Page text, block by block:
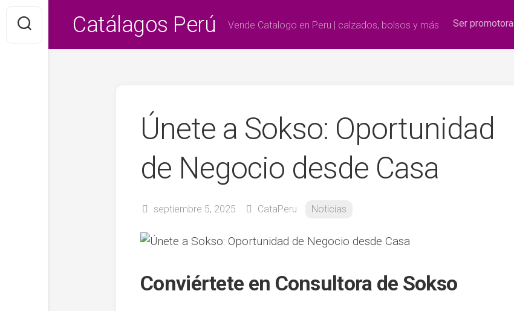
contenido
Catálagos Perú Vende Catalogo en Peru | calzados, bolsos y más Ser promotora
Únete a Sokso: Oportunidad
de Negocio desde Casa
septiembre 5, 2025 CataPeru Noticias
Conviértete en Consultora de Sokso